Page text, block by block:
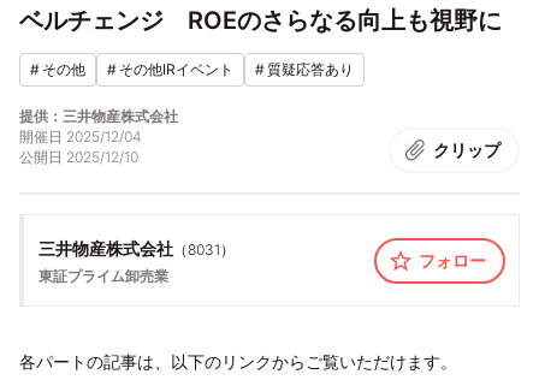
ベルチェンジ ROEのさらなる向上も視野に
# その他 # その他IRイベント #質疑応答あり
提供：三井物産株式会社
開催日 2025/12/04
公開日 2025/12/10 クリップ
三井物産株式会社 （8031 ）
東証プライム卸売業
フォロー
各パートの記事は、以下のリンクからご覧いただけます。